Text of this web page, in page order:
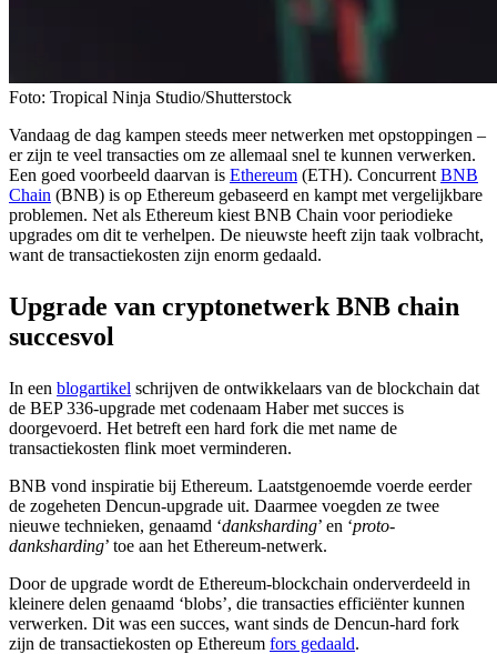
Foto: Tropical Ninja Studio/Shutterstock
Vandaag de dag kampen steeds meer netwerken met opstoppingen –
er zijn te veel transacties om ze allemaal snel te kunnen verwerken.
Een goed voorbeeld daarvan is Ethereum (ETH). Concurrent BNB
Chain (BNB) is op Ethereum gebaseerd en kampt met vergelijkbare
problemen. Net als Ethereum kiest BNB Chain voor periodieke
upgrades om dit te verhelpen. De nieuwste heeft zijn taak volbracht,
want de transactiekosten zijn enorm gedaald.
Upgrade van cryptonetwerk BNB chain
succesvol
In een blogartikel schrijven de ontwikkelaars van de blockchain dat
de BEP 336-upgrade met codenaam Haber met succes is
doorgevoerd. Het betreft een hard fork die met name de
transactiekosten flink moet verminderen.
BNB vond inspiratie bij Ethereum. Laatstgenoemde voerde eerder
de zogeheten Dencun-upgrade uit. Daarmee voegden ze twee
nieuwe technieken, genaamd ‘danksharding’ en ‘proto-
danksharding’ toe aan het Ethereum-netwerk.
Door de upgrade wordt de Ethereum-blockchain onderverdeeld in
kleinere delen genaamd ‘blobs’, die transacties efficiënter kunnen
verwerken. Dit was een succes, want sinds de Dencun-hard fork
zijn de transactiekosten op Ethereum fors gedaald.